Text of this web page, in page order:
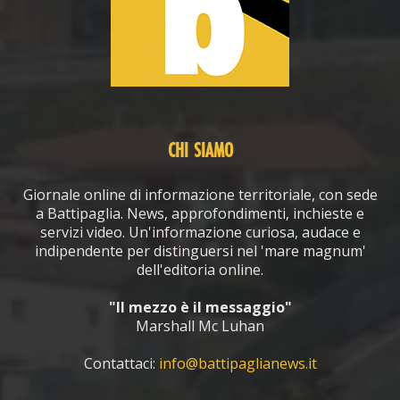
CHI SIAMO
Giornale online di informazione territoriale, con sede
a Battipaglia. News, approfondimenti, inchieste e
servizi video. Un'informazione curiosa, audace e
indipendente per distinguersi nel 'mare magnum'
dell'editoria online.
"Il mezzo è il messaggio"
Marshall Mc Luhan
Contattaci: info@battipaglianews.it